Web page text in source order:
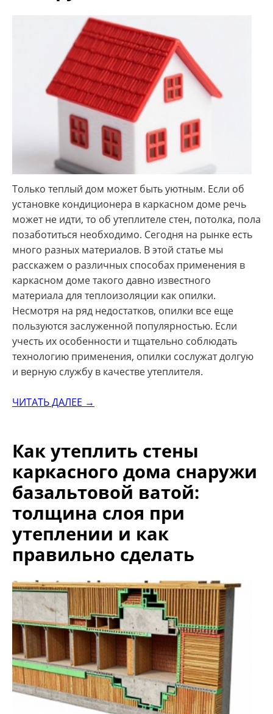
Только теплый дом может быть уютным. Если об
установке кондиционера в каркасном доме речь
может не идти, то об утеплителе стен, потолка, пола
позаботиться необходимо. Сегодня на рынке есть
много разных материалов. В этой статье мы
расскажем о различных способах применения в
каркасном доме такого давно известного
материала для теплоизоляции как опилки.
Несмотря на ряд недостатков, опилки все еще
пользуются заслуженной популярностью. Если
учесть их особенности и тщательно соблюдать
технологию применения, опилки сослужат долгую
и верную службу в качестве утеплителя.
ЧИТАТЬ ДАЛЕЕ →
Как утеплить стены
каркасного дома снаружи
базальтовой ватой:
толщина слоя при
утеплении и как
правильно сделать